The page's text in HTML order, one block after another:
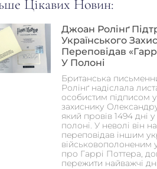
Цікавих Новин:
Джоан Ролінґ
Українського
Переповідав
У Полоні
Британська
Ролінґ надіслала
особистим підписом
захиснику
який провів 1494 дні
полоні. У неволі він
переповідав іншим
військовополоненим
про Гаррі Поттера,
пережити найважчі